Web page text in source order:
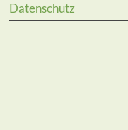
Datenschutz